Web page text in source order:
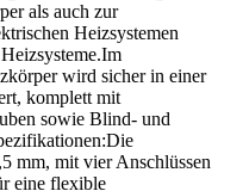
als auch zur
Heizsystemen
wird sicher in einer
komplett mit
sowie Blind- und
mm, mit vier Anschlüssen
eine flexible